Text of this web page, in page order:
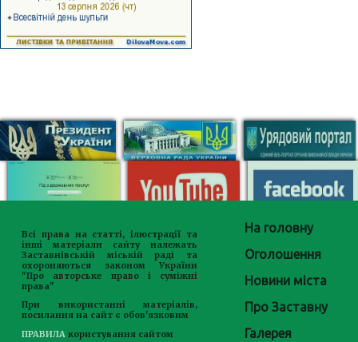
Всі права на статті, ілюстрації та
інші матеріали сайту належать
Заставнівській міській раді та
охороняються законом України
"Про авторське право і суміжні
права"
При використанні матеріалів,
посилання на сайт є обов'язковим
ПРАВИЛА користування сайтом
На головну
Оголошення
Новини міста
Про Заставну
Галерея